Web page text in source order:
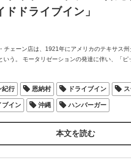
ドドライブイン」
チェーン店は、1921年にアメリカのテキサス
いう。 モータリゼーションの発達に伴い、「
紀行 恩納村 ドライブイン
ブイン 沖縄 ハンバーガー
本文を読む